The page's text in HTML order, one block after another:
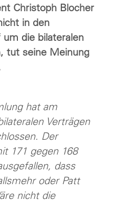
Christoph Blocher
in den
die bilateralen
tut seine Meinung
hat am
Verträgen
Der
171 gegen 168
dass
oder Patt
nicht die